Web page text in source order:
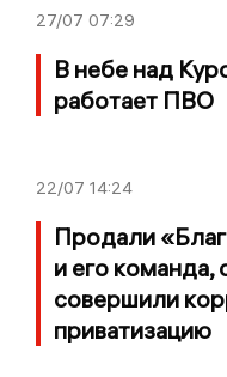
27/07 07:29
В небе над
работает ПВО
22/07 14:24
Продали
и его
совершили
приватизацию